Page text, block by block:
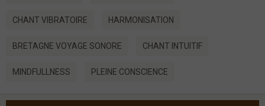
CHANT VIBRATOIRE HARMONISATION
BRETAGNE VOYAGE SONORE CHANT INTUITIF
MINDFULLNESS PLEINE CONSCIENCE